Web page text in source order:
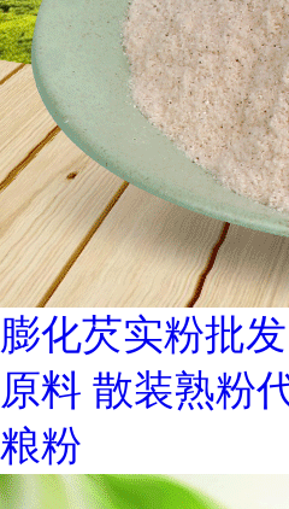
膨化芡实粉批
原料 散装熟粉
粮粉